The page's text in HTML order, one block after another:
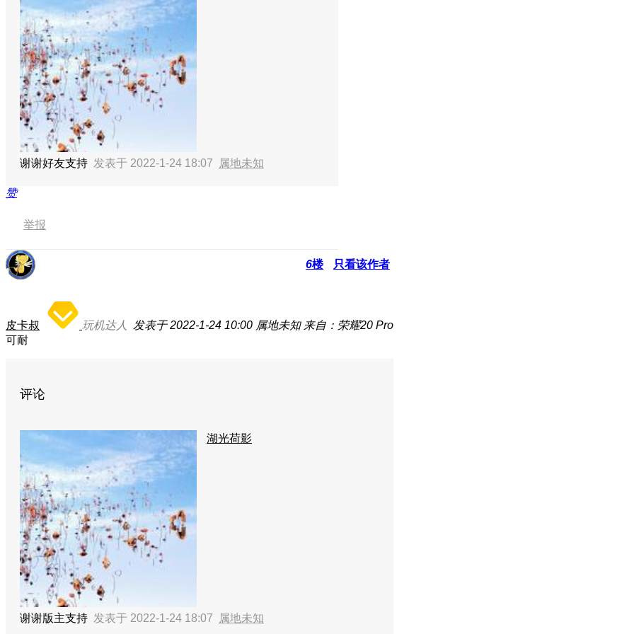
谢谢好友支持 发表于 2022-1-24 18:07 属地未知
赞
举报
6楼 只看该作者
皮卡叔 玩机达人 发表于 2022-1-24 10:00 属地未知 来自：荣耀20 Pro
可耐
评论
湖光荷影
谢谢版主支持 发表于 2022-1-24 18:07 属地未知